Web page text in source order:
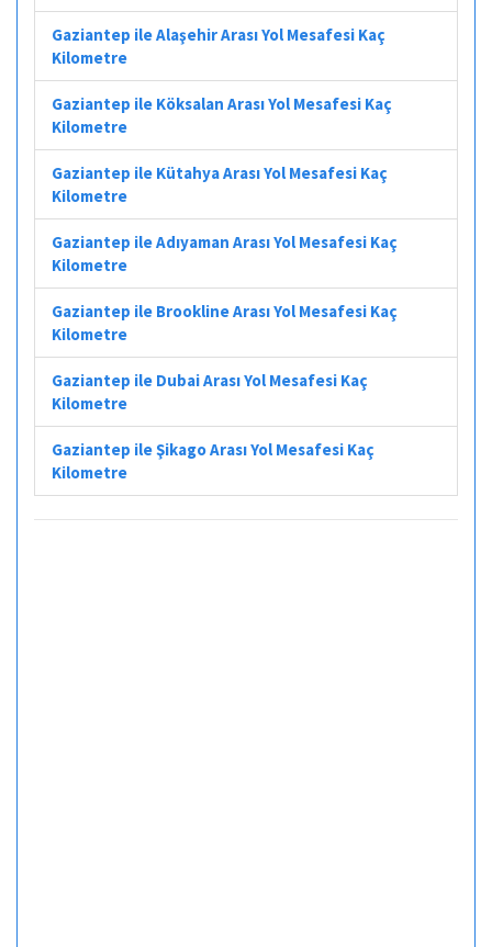
Gaziantep ile Alaşehir Arası Yol Mesafesi Kaç
Kilometre
Gaziantep ile Köksalan Arası Yol Mesafesi Kaç
Kilometre
Gaziantep ile Kütahya Arası Yol Mesafesi Kaç
Kilometre
Gaziantep ile Adıyaman Arası Yol Mesafesi Kaç
Kilometre
Gaziantep ile Brookline Arası Yol Mesafesi Kaç
Kilometre
Gaziantep ile Dubai Arası Yol Mesafesi Kaç
Kilometre
Gaziantep ile Şikago Arası Yol Mesafesi Kaç
Kilometre